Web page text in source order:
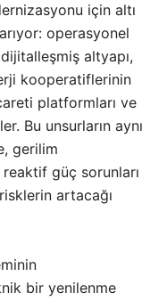
için altı
operasyonel
altyapı,
kooperatiflerinin
platformları ve
Bu unsurların aynı
gerilim
güç sorunları
artacağı
bir yenilenme